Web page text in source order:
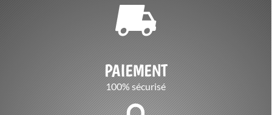
PAIEMENT
100% sécurisé